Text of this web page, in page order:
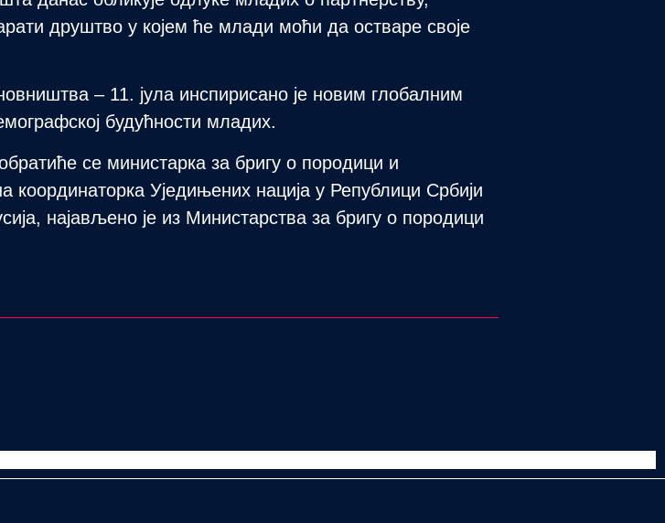
друштво у којем ће млади моћи да остваре своје
– 11. јула инспирисано је новим глобалним
будућности младих.
се министарка за бригу о породици и
Уједињених нација у Републици Србији
најављено је из Министарства за бригу о породици